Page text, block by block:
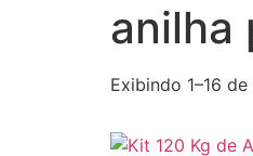
anilha
Exibindo 1–16